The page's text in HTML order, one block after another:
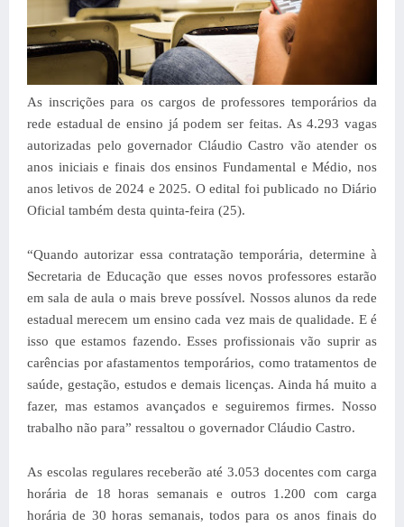
As inscrições para os cargos de professores temporários da
rede estadual de ensino já podem ser feitas. As 4.293 vagas
autorizadas pelo governador Cláudio Castro vão atender os
anos iniciais e finais dos ensinos Fundamental e Médio, nos
anos letivos de 2024 e 2025. O edital foi publicado no Diário
Oficial também desta quinta-feira (25).
“Quando autorizar essa contratação temporária, determine à
Secretaria de Educação que esses novos professores estarão
em sala de aula o mais breve possível. Nossos alunos da rede
estadual merecem um ensino cada vez mais de qualidade. E é
isso que estamos fazendo. Esses profissionais vão suprir as
carências por afastamentos temporários, como tratamentos de
saúde, gestação, estudos e demais licenças. Ainda há muito a
fazer, mas estamos avançados e seguiremos firmes. Nosso
trabalho não para” ressaltou o governador Cláudio Castro.
As escolas regulares receberão até 3.053 docentes com carga
horária de 18 horas semanais e outros 1.200 com carga
horária de 30 horas semanais, todos para os anos finais do